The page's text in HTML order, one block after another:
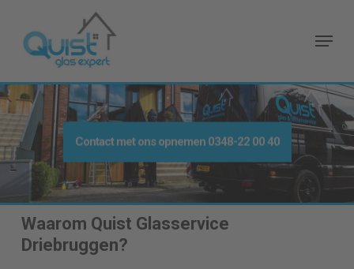
main
Menu
Contact met ons opnemen 0348-22 00 40
Waarom Quist Glasservice
Driebruggen?